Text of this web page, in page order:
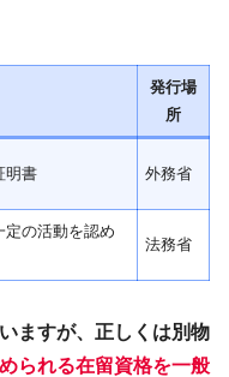
発行場
所
明書 外務省
定の活動を認め
法務省
ますが、正しくは別物
られる在留資格を一般